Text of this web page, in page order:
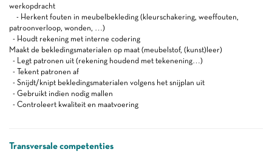
werkopdracht
- Herkent fouten in meubelbekleding (kleurschakering, weeffouten,
patroonverloop, wonden, …)
- Houdt rekening met interne codering
Maakt de bekledingsmaterialen op maat (meubelstof, (kunst)leer)
- Legt patronen uit (rekening houdend met tekenening…)
- Tekent patronen af
- Snijdt/knipt bekledingsmaterialen volgens het snijplan uit
- Gebruikt indien nodig mallen
- Controleert kwaliteit en maatvoering
Transversale competenties